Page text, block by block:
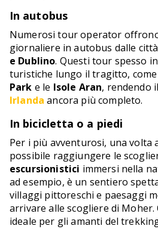
In autobus
Numerosi tour operator
giornaliere in autobus dalle
e Dublino. Questi tour spesso
turistiche lungo il tragitto,
Park e le Isole Aran, rendendo
Irlanda ancora più completo.
In bicicletta o a piedi
Per i più avventurosi, una volta
possibile raggiungere le
escursionistici immersi nella
ad esempio, è un sentiero
villaggi pittoreschi e paesaggi
arrivare alle scogliere di
ideale per gli amanti del